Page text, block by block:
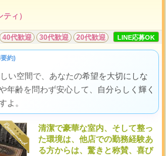
ティ）
40代歓迎 30代歓迎 20代歓迎 LINE応募OK
約)
い空間で、あなたの希望を大切にしな
年齢を問わず安心して、自分らしく輝く
よ。
清潔で豪華な室内、そして整っ
た環境は、他店での勤務経験あ
る方からは、驚きと称賛、喜び